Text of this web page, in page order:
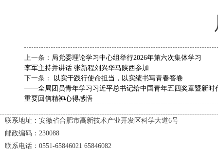
上一条： 局党委理论学习中心组举行2026年第六次集体学习
李军主持并讲话 张新程刘兴华马陕西参加
下一条：
以实干践行使命担当，以实绩书写青春答卷
——全局团员青年学习习近平总书记给中国青年五四奖章暨新时
重要回信精神心得感悟
联系地址：安徽省合肥市高新技术产业开发区科学大道6号
邮政编码：230088
联系电话：0551-65846021 65846082